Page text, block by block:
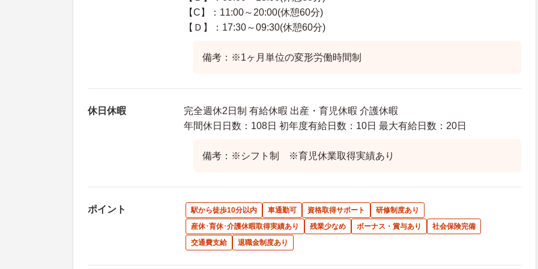
【C】：11:00～20:00(休憩60分)
【Ｄ】：17:30～09:30(休憩60分)
備考：※1ヶ月単位の変形労働時間制
休日休暇
完全週休2日制 有給休暇 出産・育児休暇 介護休暇
年間休日日数：108日 初年度有給日数：10日 最大有給日数：20日
備考：※シフト制 ※育児休業取得実績あり
ポイント 駅から徒歩10分以内 車通勤可 資格取得サポート
研修制度あり
産休･育休･介護休暇取得実績あり
残業少なめ ボーナス・賞与あり
社会保険完備
交通費支給
退職金制度あり